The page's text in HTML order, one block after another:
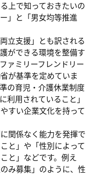
上で知っておきたいの
」と「男女均等推進
立支援」とも訳される
ができる環境を整備す
ァミリーフレンドリー
が基準を定めていま
の育児・介護休業制度
利用されていること」
すい企業文化を持って
関係なく能力を発揮で
と」や「性別によって
と」などです。例え
み募集」のように、性